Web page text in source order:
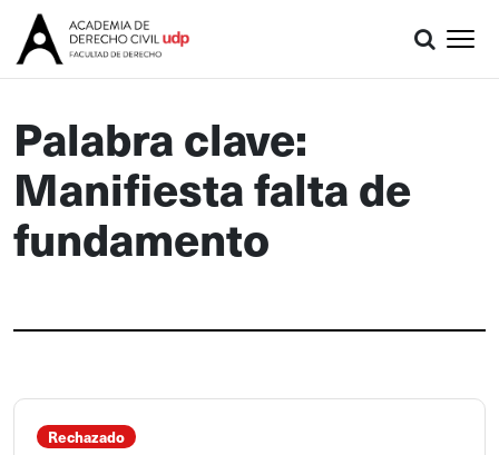
Palabra clave:
Manifiesta falta de
fundamento
Rechazado